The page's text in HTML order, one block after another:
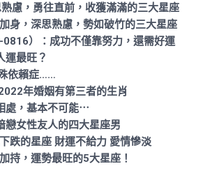
慮，勇往直前，收獲滿滿的三大星座
身，深思熟慮，勢如破竹的三大星座
）：成功不僅靠努力，還需好運
運最旺？
依賴症……
年婚姻有第三者的生肖
處，基本不可能⋯
戀女性友人的四大星座男
跌的星座 財運不給力 愛情慘淡
持，運勢最旺的5大星座！